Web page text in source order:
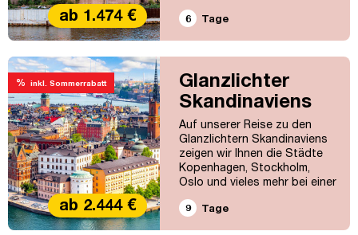
ab 1.474 € 6 Tage
% inkl. Sommerrabatt
Glanzlichter
Skandinaviens
per Flug
Auf unserer Reise zu den
Glanzlichtern Skandinaviens
zeigen wir Ihnen die Städte
Kopenhagen, Stockholm,
Oslo und vieles mehr bei einer
ab 2.444 € 9 Tage